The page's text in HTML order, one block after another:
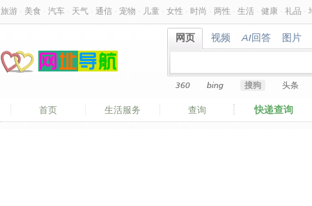
旅游 美食 汽车 天气 通信 宠物 儿童 女性 时尚 两性 生活 健康 礼品
网页
网页 视频
视频 AI回答
AI回答 图片
图片
360 bing 搜狗 头条
首页 生活服务 查询 快递查询